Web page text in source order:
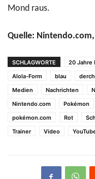
Mond raus.
Quelle:
SCHLAGWORTE 20 Jahre
Alola-Form
blau
Medien
Nachrichten
Nintendo.com
Pokémon
pokémon.com
Rot
Trainer
Video